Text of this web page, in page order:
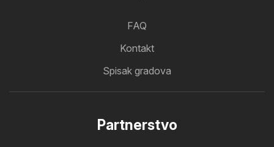
FAQ
Kontakt
Spisak gradova
Partnerstvo